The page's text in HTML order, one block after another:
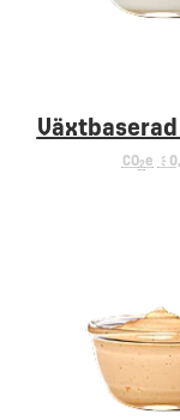
CO2e <